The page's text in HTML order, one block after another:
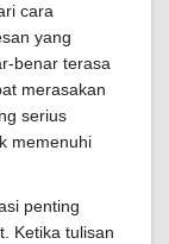
cara
yang
benar terasa
merasakan
serius
memenuhi
penting
Ketika tulisan